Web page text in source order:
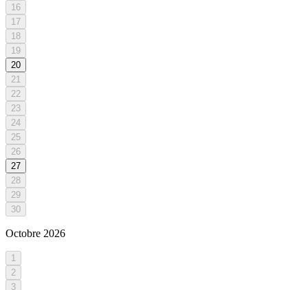
16
17
18
19
20
21
22
23
24
25
26
27
28
29
30
Octobre 2026
1
2
3